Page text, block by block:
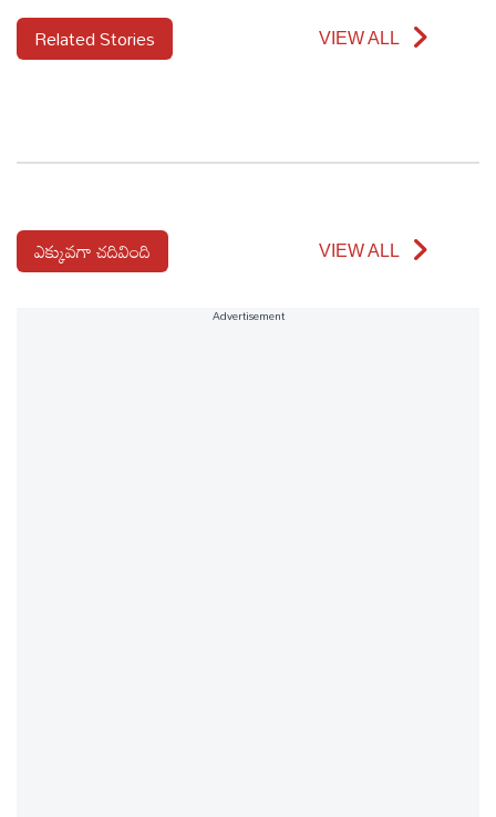
Related Stories VIEW ALL
ఎక్కువగా చదివింది VIEW ALL
Advertisement